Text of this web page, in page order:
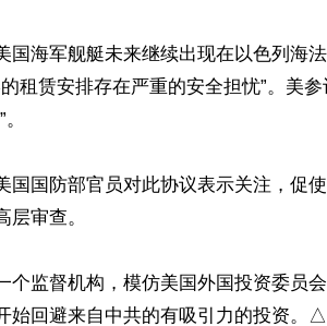
国海军舰艇未来继续出现在以色列海
租赁安排存在严重的安全担忧”。美参
国国防部官员对此协议表示关注，促
审查。
个监督机构，模仿美国外国投资委员
始回避来自中共的有吸引力的投资。△